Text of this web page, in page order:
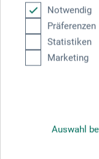
Notwendig
Präferenzen
Statistiken
Marketing
Auswahl